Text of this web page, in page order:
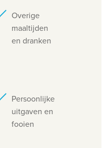
Overige
maaltijden
en dranken
Persoonlijke
uitgaven en
fooien